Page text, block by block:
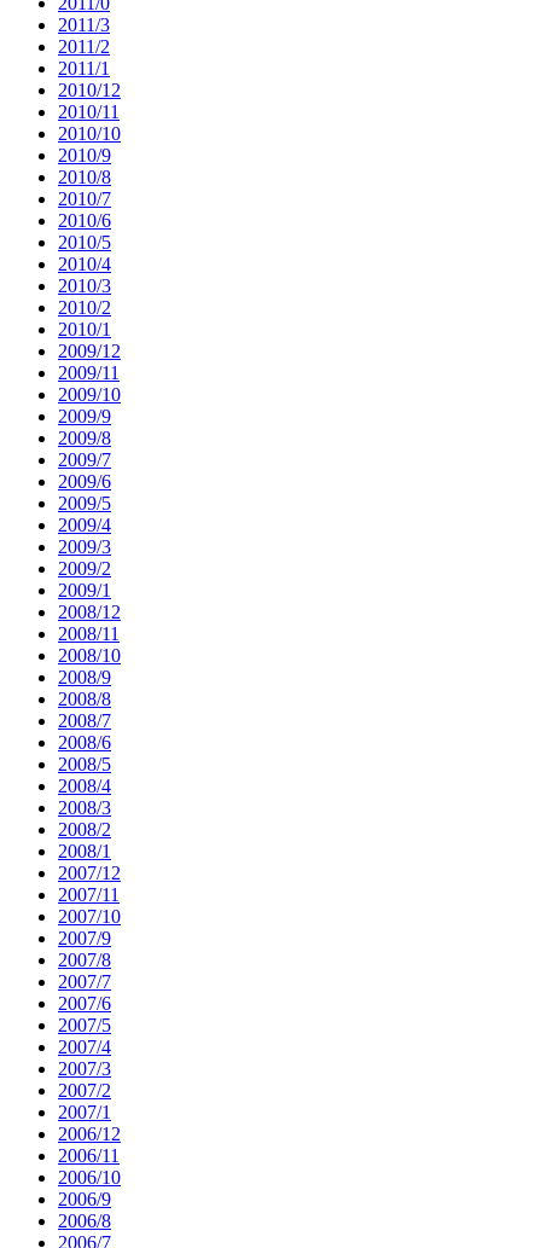
2011/3
2011/2
2011/1
2010/12
2010/11
2010/10
2010/9
2010/8
2010/7
2010/6
2010/5
2010/4
2010/3
2010/2
2010/1
2009/12
2009/11
2009/10
2009/9
2009/8
2009/7
2009/6
2009/5
2009/4
2009/3
2009/2
2009/1
2008/12
2008/11
2008/10
2008/9
2008/8
2008/7
2008/6
2008/5
2008/4
2008/3
2008/2
2008/1
2007/12
2007/11
2007/10
2007/9
2007/8
2007/7
2007/6
2007/5
2007/4
2007/3
2007/2
2007/1
2006/12
2006/11
2006/10
2006/9
2006/8
2006/7